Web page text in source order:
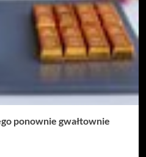
ponownie gwałtownie